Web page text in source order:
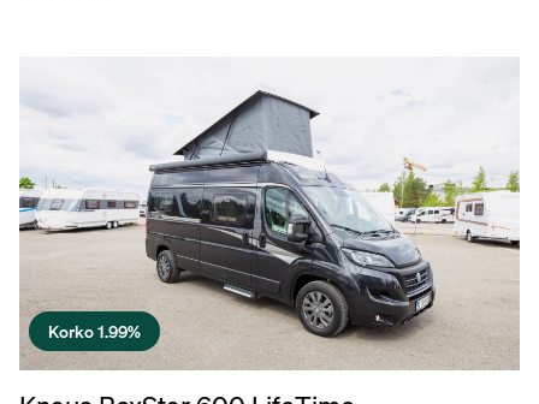
Korko 1.99%